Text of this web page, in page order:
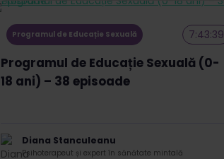
Programul de Educație Sexuală 7:43:39
Programul de Educație Sexuală (0-
18 ani) – 38 episoade
Diana Stanculeanu
Psihoterapeut și expert în sănătate mintală